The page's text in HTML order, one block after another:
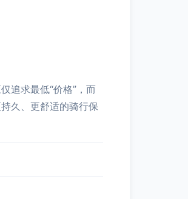
追求最低“价格”，而
久、更舒适的骑行保